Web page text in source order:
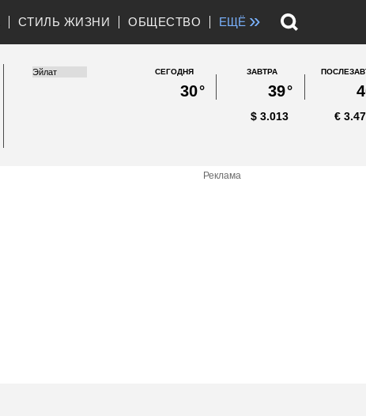
СТИЛЬ ЖИЗНИ ОБЩЕСТВО ЕЩЁ »
СЕГОДНЯ
30°
ЗАВТРА
39°
3.013
$ €
Реклама